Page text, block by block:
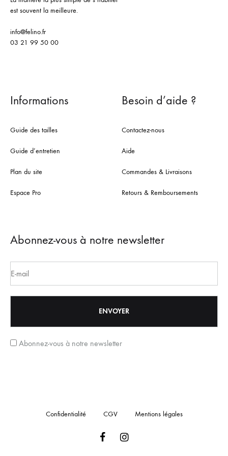
est souvent la meilleure.
info@felino.fr
03 21 99 50 00
Informations
Guide des tailles
Guide d’entretien
Plan du site
Espace Pro
Besoin d’aide ?
Contactez-nous
Aide
Commandes & Livraisons
Retours & Remboursements
Abonnez-vous à notre newsletter
Abonnez-vous à notre newsletter
Confidentialité CGV Mentions légales
FacebookInstagram